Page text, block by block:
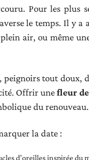
Pour les plus
le temps. Il y a
air, ou même
, peignoirs tout doux,
Offrir unefleur
du renouveau.
la date :
d’oreilles inspirée du